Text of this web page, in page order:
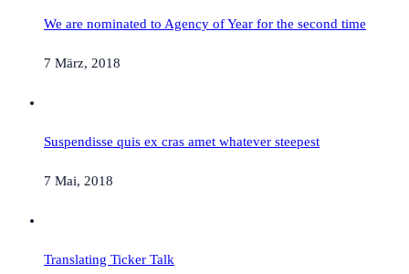
We are nominated to Agency of Year for the second time
7 März, 2018
Suspendisse quis ex cras amet whatever steepest
7 Mai, 2018
Translating Ticker Talk